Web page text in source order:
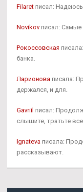
Filaret писал:
Novikov писал: Самые
Рокоссовская
банка.
Ларионова писала:
держался, и для.
Gavriil писал:
слышите, тратьте
Ignateva писала:
рассказывают.